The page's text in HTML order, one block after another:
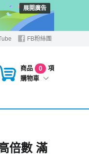
展開廣告
FB粉絲團
商品 0
項
購物車
倍數 滿